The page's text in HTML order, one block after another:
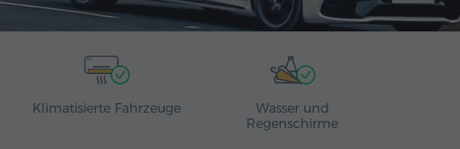
Klimatisierte Fahrzeuge
Wasser und
Regenschirme